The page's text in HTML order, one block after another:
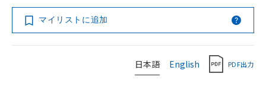
マイリストに追加
日本語 English PDF出力